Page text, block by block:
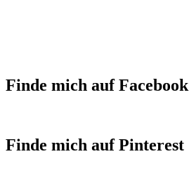
Finde mich auf Facebook
Finde mich auf Pinterest